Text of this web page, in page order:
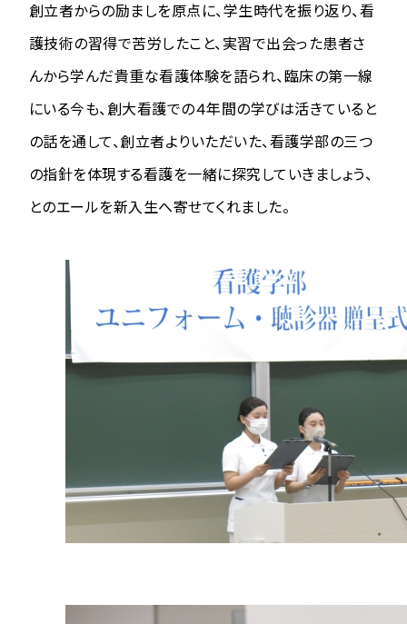
創立者からの励ましを原点に、学生時代を振り返り、看
護技術の習得で苦労したこと、実習で出会った患者さ
んから学んだ貴重な看護体験を語られ、臨床の第一線
にいる今も、創大看護での４年間の学びは活きていると
の話を通して、創立者よりいただいた、看護学部の三つ
の指針を体現する看護を一緒に探究していきましょう、
とのエールを新入生へ寄せてくれました。